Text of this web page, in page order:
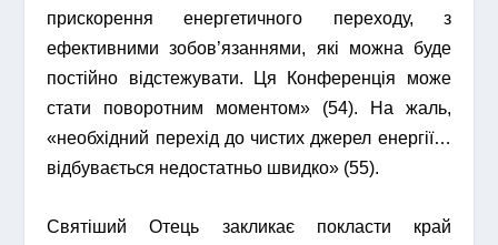
прискорення енергетичного переходу, з
ефективними зобов’язаннями, які можна буде
постійно відстежувати. Ця Конференція може
стати поворотним моментом» (54). На жаль,
«необхідний перехід до чистих джерел енергії…
відбувається недостатньо швидко» (55).
Святіший Отець закликає покласти край